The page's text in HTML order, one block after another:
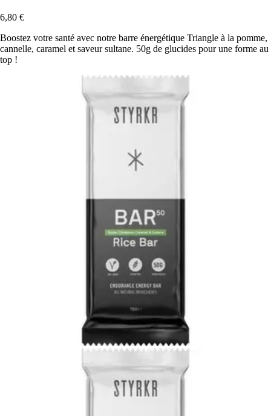
6,80 €
Boostez votre santé avec notre barre énergétique Triangle à la pomme,
cannelle, caramel et saveur sultane. 50g de glucides pour une forme au
top !